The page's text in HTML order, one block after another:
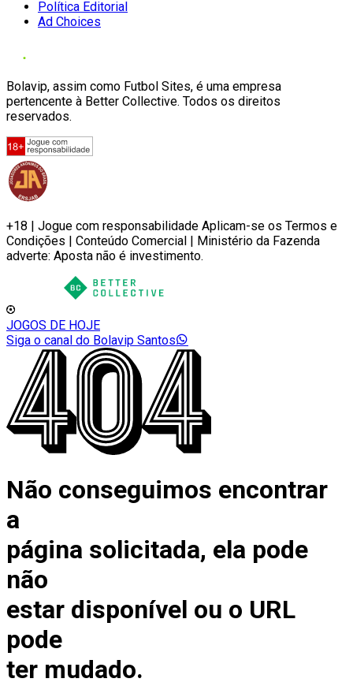
Política Editorial
Ad Choices
Bolavip, assim como Futbol Sites, é uma empresa
pertencente à Better Collective. Todos os direitos
reservados.
+18 | Jogue com responsabilidade Aplicam-se os Termos e
Condições | Conteúdo Comercial | Ministério da Fazenda
adverte: Aposta não é investimento.
JOGOS DE HOJE
Siga o canal do Bolavip Santos
Não conseguimos encontrar
a
página solicitada, ela pode
não
estar disponível ou o URL
pode
ter mudado.